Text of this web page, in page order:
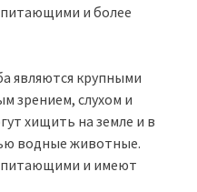
и более
являются крупными
зрением, слухом и
хищить на земле и в
водные животные.
и имеют